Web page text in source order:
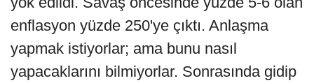
enflasyon yüzde 250'ye çıktı. Anlaşma
yapmak istiyorlar; ama bunu nasıl
yapacaklarını bilmiyorlar. Sonrasında gidip